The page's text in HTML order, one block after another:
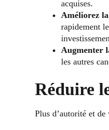
acquises.
Améliorez
rapidement
Augmenter
les autres
Réduire
Plus d’autorité et